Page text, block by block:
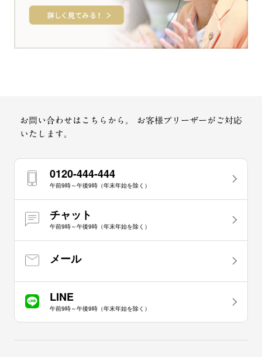
お問い合わせはこちらから。
お客様プリーザーがご対応
いたします。
0120-444-444
午前9時～午後9時（年末年始を除く）
チャット
午前9時～午後9時（年末年始を除く）
メール
LINE
午前9時～午後9時（年末年始を除く）